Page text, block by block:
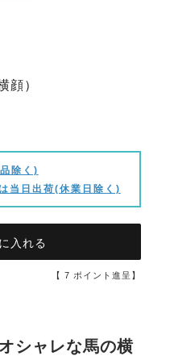
顔）
除く)
当日出荷(休業日除く)
入れる
【 7 ポイント進呈】
シャレな馬の横